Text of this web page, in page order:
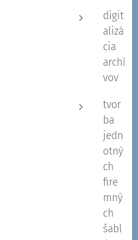
digit
alizá
cia
archí
vov
tvor
ba
jedn
otný
ch
fire
mný
ch
šabl